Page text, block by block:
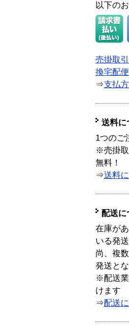
以下の
売掛取
換宅配便
⇒支払
送料に
1つのご
※売掛取
無料！
⇒送料
配送に
在庫が
いる発
尚、複
発送とな
※配送業
けます
⇒配送